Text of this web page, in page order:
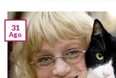
31
Ago